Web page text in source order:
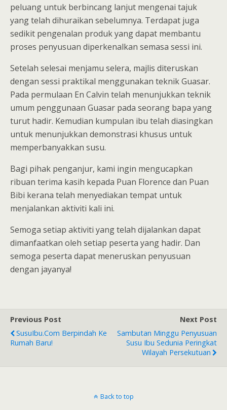
peluang untuk berbincang lanjut mengenai tajuk
yang telah dihuraikan sebelumnya. Terdapat juga
sedikit pengenalan produk yang dapat membantu
proses penyusuan diperkenalkan semasa sessi ini.
Setelah selesai menjamu selera, majlis diteruskan
dengan sessi praktikal menggunakan teknik Guasar.
Pada permulaan En Calvin telah menunjukkan teknik
umum penggunaan Guasar pada seorang bapa yang
turut hadir. Kemudian kumpulan ibu telah diasingkan
untuk menunjukkan demonstrasi khusus untuk
memperbanyakkan susu.
Bagi pihak penganjur, kami ingin mengucapkan
ribuan terima kasih kepada Puan Florence dan Puan
Bibi kerana telah menyediakan tempat untuk
menjalankan aktiviti kali ini.
Semoga setiap aktiviti yang telah dijalankan dapat
dimanfaatkan oleh setiap peserta yang hadir. Dan
semoga peserta dapat meneruskan penyusuan
dengan jayanya!
Previous Post
SusuIbu.com Berpindah Ke
Rumah Baru!
Next Post
Sambutan Minggu Penyusuan
Susu Ibu Sedunia Peringkat
Wilayah Persekutuan
Back to top